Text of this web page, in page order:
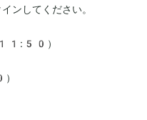
ンしてください。
）